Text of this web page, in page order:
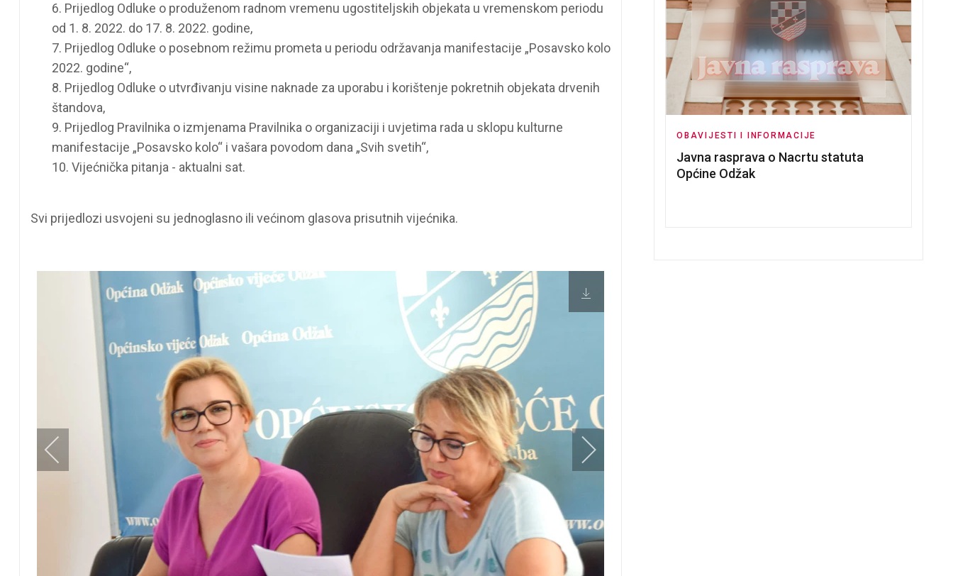
6. Prijedlog Odluke o produženom radnom vremenu ugostiteljskih objekata u vremenskom periodu
od 1. 8. 2022. do 17. 8. 2022. godine,
7. Prijedlog Odluke o posebnom režimu prometa u periodu održavanja manifestacije „Posavsko kolo
2022. godine“,
8. Prijedlog Odluke o utvrđivanju visine naknade za uporabu i korištenje pokretnih objekata drvenih
štandova,
9. Prijedlog Pravilnika o izmjenama Pravilnika o organizaciji i uvjetima rada u sklopu kulturne
manifestacije „Posavsko kolo“ i vašara povodom dana „Svih svetih“,
10. Vijećnička pitanja - aktualni sat.
Svi prijedlozi usvojeni su jednoglasno ili većinom glasova prisutnih vijećnika.
OBAVIJESTI I INFORMACIJE
Javna rasprava o Nacrtu statuta
Općine Odžak